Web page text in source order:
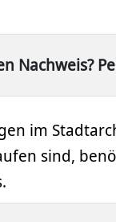
Nachweis?
im
sind,